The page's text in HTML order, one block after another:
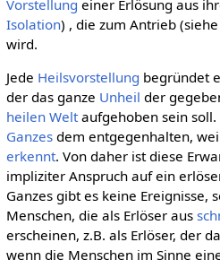
Vorstellung einer Erlösung aus
Isolation) , die zum Antrieb (siehe
wird.
Jede Heilsvorstellung begründet
der das ganze Unheil der
heilen Weltaufgehoben sein soll.
Ganzesdem entgegenhalten,
erkennt. Von daher ist diese
impliziter Anspruch auf ein
Ganzes gibt es keine Ereignisse,
Menschen, die als Erlöser aus
erscheinen, z.B. als Erlöser, der
wenn die Menschen im Sinne